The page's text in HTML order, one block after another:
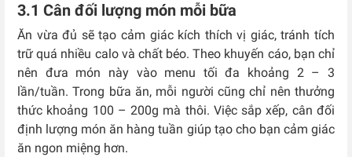
3.1 Cân đối lượng món mỗi bữa
Ăn vừa đủ sẽ tạo cảm giác kích thích vị giác, tránh tích
trữ quá nhiều calo và chất béo. Theo khuyến cáo, bạn chỉ
nên đưa món này vào menu tối đa khoảng 2 – 3
lần/tuần. Trong bữa ăn, mỗi người cũng chỉ nên thưởng
thức khoảng 100 – 200g mà thôi. Việc sắp xếp, cân đối
định lượng món ăn hàng tuần giúp tạo cho bạn cảm giác
ăn ngon miệng hơn.